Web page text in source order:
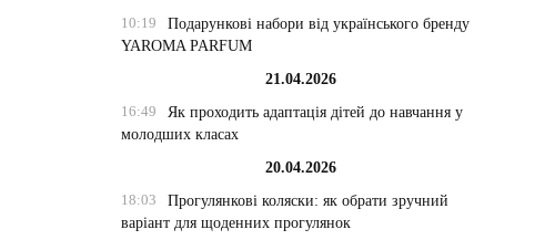
10:19
Подарункові набори від українського бренду
YAROMA PARFUM
21.04.2026
16:49
Як проходить адаптація дітей до навчання у
молодших класах
20.04.2026
18:03
Прогулянкові коляски: як обрати зручний
варіант для щоденних прогулянок